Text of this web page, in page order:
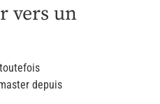
vers un
depuis